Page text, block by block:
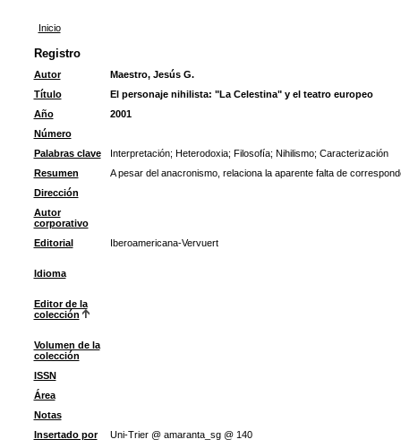
Inicio
Registro
Autor
Maestro, Jesús G.
Título
El personaje nihilista: "La Celestina" y el teatro europeo
Año
2001
Número
Palabras clave
Interpretación; Heterodoxia; Filosofía; Nihilismo; Caracterización
Resumen
A pesar del anacronismo, relaciona la aparente falta de
Dirección
Autor
corporativo
Editorial
Iberoamericana-Vervuert
Idioma
Editor de la
colección
Volumen de la
colección
ISSN
Área
Notas
Insertado por
Uni-Trier @ amaranta_sg @ 140